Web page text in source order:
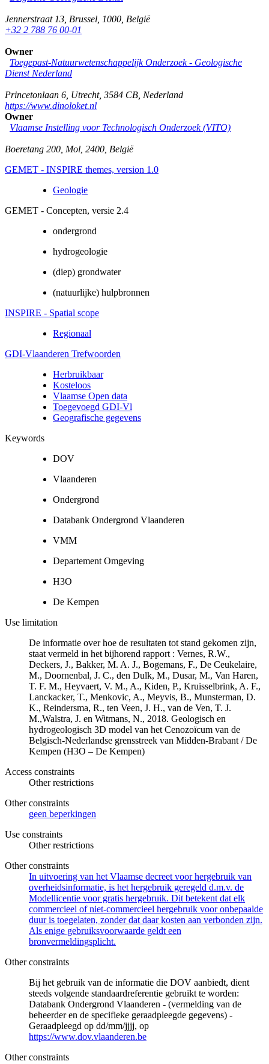
Jennerstraat 13 Brussel 1000 België
+32 2 788 76 00-01
Owner
Toegepast-Natuurwetenschappelijk Onderzoek - Geologische
Dienst Nederland
Princetonlaan 6 Utrecht, 3584 CB Nederland
https://www.dinoloket.nl
Owner
Vlaamse Instelling voor Technologisch Onderzoek (VITO)
Boeretang 200 Mol 2400 België
GEMET - INSPIRE themes, version 1.0
Geologie
GEMET - Concepten, versie 2.4
ondergrond
hydrogeologie
(diep) grondwater
(natuurlijke) hulpbronnen
INSPIRE - Spatial scope
Regionaal
GDI-Vlaanderen Trefwoorden
Herbruikbaar
Kosteloos
Vlaamse Open data
Toegevoegd GDI-Vl
Geografische gegevens
Keywords
DOV
Vlaanderen
Ondergrond
Databank Ondergrond Vlaanderen
VMM
Departement Omgeving
H3O
De Kempen
Use limitation
De informatie over hoe de resultaten tot stand gekomen zijn,
staat vermeld in het bijhorend rapport : Vernes, R.W.,
Deckers, J., Bakker, M. A. J., Bogemans, F., De Ceukelaire,
M., Doornenbal, J. C., den Dulk, M., Dusar, M., Van Haren,
T. F. M., Heyvaert, V. M., A., Kiden, P., Kruisselbrink, A. F.,
Lanckacker, T., Menkovic, A., Meyvis, B., Munsterman, D.
K., Reindersma, R., ten Veen, J. H., van de Ven, T. J.
M.,Walstra, J. en Witmans, N., 2018. Geologisch en
hydrogeologisch 3D model van het Cenozoïcum van de
Belgisch-Nederlandse grensstreek van Midden-Brabant / De
Kempen (H3O – De Kempen)
Access constraints
Other restrictions
Other constraints
geen beperkingen
Use constraints
Other restrictions
Other constraints
In uitvoering van het Vlaamse decreet voor hergebruik van
overheidsinformatie, is het hergebruik geregeld d.m.v. de
Modellicentie voor gratis hergebruik. Dit betekent dat elk
commercieel of niet-commercieel hergebruik voor onbepaalde
duur is toegelaten, zonder dat daar kosten aan verbonden zijn.
Als enige gebruiksvoorwaarde geldt een
bronvermeldingsplicht.
Other constraints
Bij het gebruik van de informatie die DOV aanbiedt, dient
steeds volgende standaardreferentie gebruikt te worden:
Databank Ondergrond Vlaanderen - (vermelding van de
beheerder en de specifieke geraadpleegde gegevens) -
Geraadpleegd op dd/mm/jjjj, op
https://www.dov.vlaanderen.be
Other constraints